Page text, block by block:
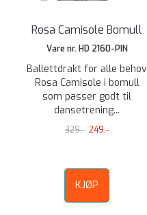
Rosa Camisole Bomull
Vare nr. HD 2160-PIN
Ballettdrakt for alle behov
Rosa Camisole i bomull
som passer godt til
dansetrening...
329,- 249,-
KJØP